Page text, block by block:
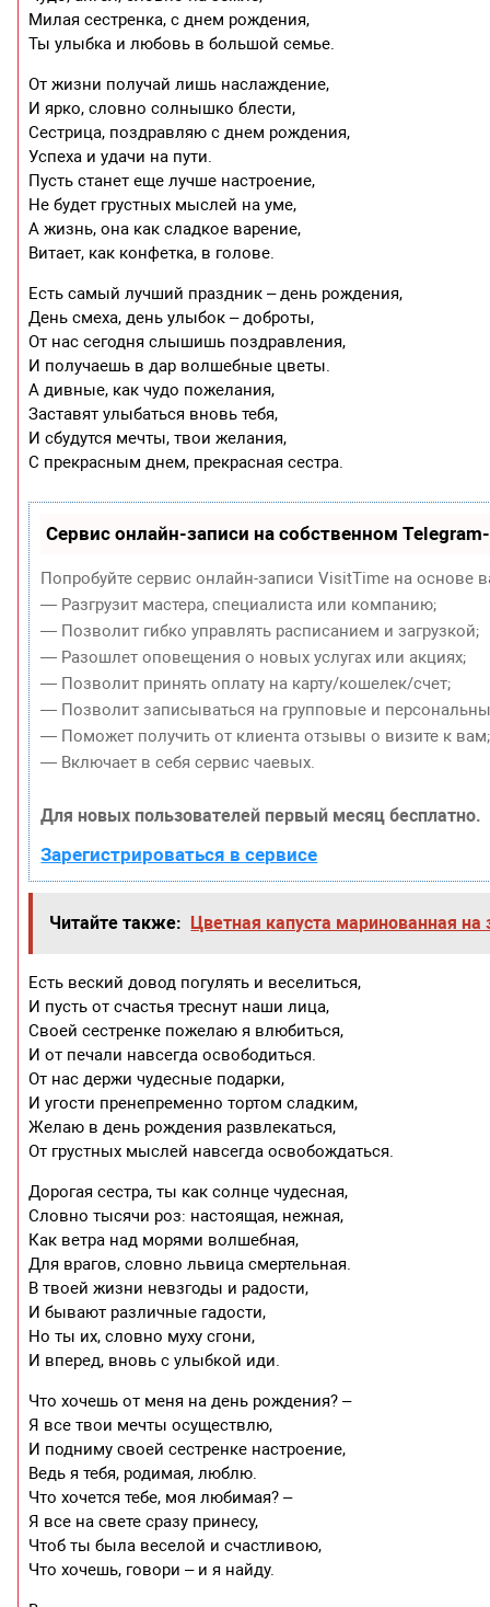
Милая сестренка, с днем рождения,
Ты улыбка и любовь в большой семье.
От жизни получай лишь наслаждение,
И ярко, словно солнышко блести,
Сестрица, поздравляю с днем рождения,
Успеха и удачи на пути.
Пусть станет еще лучше настроение,
Не будет грустных мыслей на уме,
А жизнь, она как сладкое варение,
Витает, как конфетка, в голове.
Есть самый лучший праздник – день рождения,
День смеха, день улыбок – доброты,
От нас сегодня слышишь поздравления,
И получаешь в дар волшебные цветы.
А дивные, как чудо пожелания,
Заставят улыбаться вновь тебя,
И сбудутся мечты, твои желания,
С прекрасным днем, прекрасная сестра.
Сервис онлайн-записи на собственном
Попробуйте сервис онлайн-записи VisitTime на основе
— Разгрузит мастера, специалиста или компанию;
— Позволит гибко управлять расписанием и загрузкой;
— Разошлет оповещения о новых услугах или акциях;
— Позволит принять оплату на карту/кошелек/счет;
— Позволит записываться на групповые и
— Поможет получить от клиента отзывы о визите к вам;
— Включает в себя сервис чаевых.
Для новых пользователей первый месяц бесплатно.
Зарегистрироваться в сервисе
Читайте также: Цветная капуста маринованная на
Есть веский довод погулять и веселиться,
И пусть от счастья треснут наши лица,
Своей сестренке пожелаю я влюбиться,
И от печали навсегда освободиться.
От нас держи чудесные подарки,
И угости пренепременно тортом сладким,
Желаю в день рождения развлекаться,
От грустных мыслей навсегда освобождаться.
Дорогая сестра, ты как солнце чудесная,
Словно тысячи роз: настоящая, нежная,
Как ветра над морями волшебная,
Для врагов, словно львица смертельная.
В твоей жизни невзгоды и радости,
И бывают различные гадости,
Но ты их, словно муху сгони,
И вперед, вновь с улыбкой иди.
Что хочешь от меня на день рождения? –
Я все твои мечты осуществлю,
И подниму своей сестренке настроение,
Ведь я тебя, родимая, люблю.
Что хочется тебе, моя любимая? –
Я все на свете сразу принесу,
Чтоб ты была веселой и счастливою,
Что хочешь, говори – и я найду.